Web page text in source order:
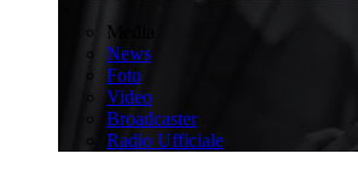
Media
News
Foto
Video
Broadcaster
Radio Ufficiale